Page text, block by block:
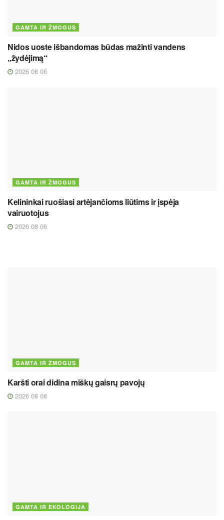
GAMTA IR ŽMOGUS
Nidos uoste išbandomas būdas mažinti vandens
„žydėjimą“
2026 08 06
GAMTA IR ŽMOGUS
Kelininkai ruošiasi artėjančioms liūtims ir įspėja
vairuotojus
2026 08 06
GAMTA IR ŽMOGUS
Karšti orai didina miškų gaisrų pavojų
2026 08 06
GAMTA IR EKOLOGIJA